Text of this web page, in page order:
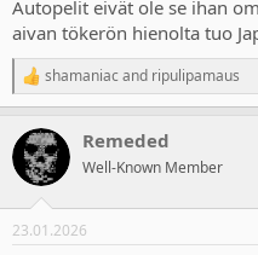
Autopelit eivät ole se ihan
aivan tökerön hienolta tuo
R
e
c
t
i
s
shamaniacand ripulipamaus
Remeded
Well-Known Member
23.01.2026